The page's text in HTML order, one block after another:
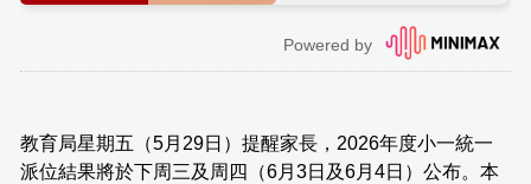
教育局星期五（5月29日）提醒家長，2026年度小一統一
派位結果將於下周三及周四（6月3日及6月4日）公布。本